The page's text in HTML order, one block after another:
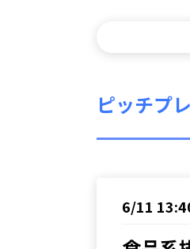
ピッチプ
6/11